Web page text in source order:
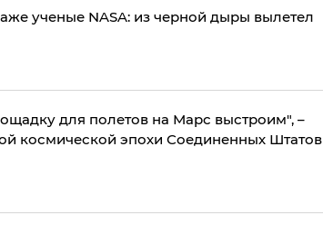
ученые NASA: из черной дыры вылетел
для полетов на Марс выстроим", –
космической эпохи Соединенных Штатов